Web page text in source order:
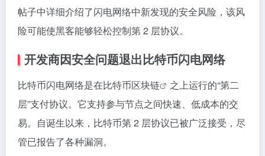
帖子中详细介绍了闪电网络中新发现的安全风险，该风
险可能使黑客能够轻松控制第 2 层协议。
开发商因安全问题退出比特币闪电网络
比特币闪电网络是在比特币区块链
之上运行的“第二
层”支付协议。它支持参与节点之间快速、低成本的交
易。自诞生以来，比特币第 2 层协议已被广泛接受，尽
管已报告了各种漏洞。